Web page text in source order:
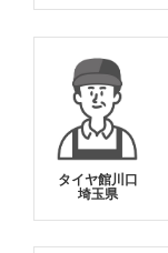
タイヤ館川口
埼玉県